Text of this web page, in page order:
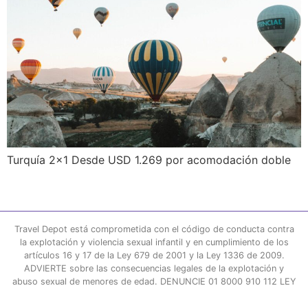
Turquía 2×1 Desde USD 1.269 por acomodación doble
Travel Depot está comprometida con el código de conducta contra
la explotación y violencia sexual infantil y en cumplimiento de los
artículos 16 y 17 de la Ley 679 de 2001 y la Ley 1336 de 2009.
ADVIERTE sobre las consecuencias legales de la explotación y
abuso sexual de menores de edad. DENUNCIE 01 8000 910 112 LEY